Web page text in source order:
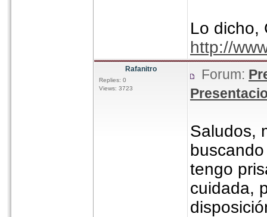
Lo dicho,
http://
Rafanitro
Replies: 0
Views: 3723
Forum:
Saludos,
tengo
cuidada,